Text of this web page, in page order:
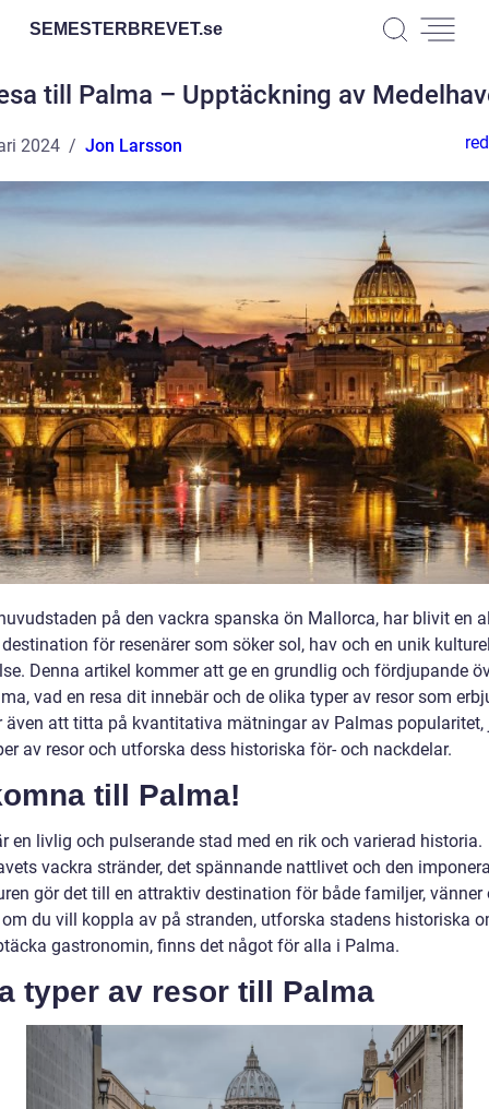
SEMESTERBREVET.se
till Palma – Upptäckning av
2024 Jon Larsson
på den vackra spanska ön Mallorca, har blivit en
för resenärer som söker sol, hav och en unik
Denna artikel kommer att ge en grundlig och fördjupande
vad en resa dit innebär och de olika typer av resor som
även att titta på kvantitativa mätningar av Palmas
av resor och utforska dess historiska för- och nackdelar.
till Palma!
en livlig och pulserande stad med en rik och varierad historia.
vackra stränder, det spännande nattlivet och den
gör det till en attraktiv destination för både familjer, vänner
du vill koppla av på stranden, utforska stadens historiska
gastronomin, finns det något för alla i Palma.
typer av resor till Palma